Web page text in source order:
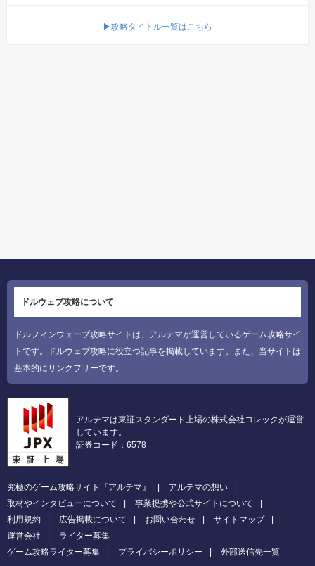
▶攻略タイトル一覧はこちら
ドルウェブ攻略について
ドルフィンウェーブ攻略サイトは、アルテマが運営しているゲーム攻略サイ
トです。ドルウェブ攻略に役立つ記事を掲載しています。また、当サイトは
基本的にリンクフリーです。
アルテマは東証スタンダード上場の株式会社コレックが運営
しています。
証券コード：6578
究極のゲーム攻略サイト『アルテマ』
アルテマの想い
取材やインタビューについて
事業提携や公式サイトについて
利用規約
広告掲載について お問い合わせ
サイトマップ
運営会社
ライター募集
ゲーム攻略ライター募集
プライバシーポリシー 外部送信先一覧